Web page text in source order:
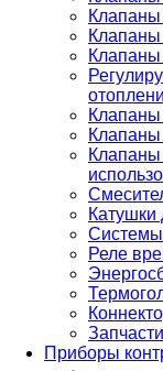
Катушки
Системы
Реле
Приборы